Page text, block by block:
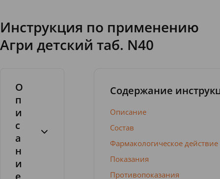
Инструкция по применению
Агри детский таб. N40
О
п
и
с
а
н
и
е
Содержание
Описание
Состав
Фармакологическое действие
Показания
Противопоказания